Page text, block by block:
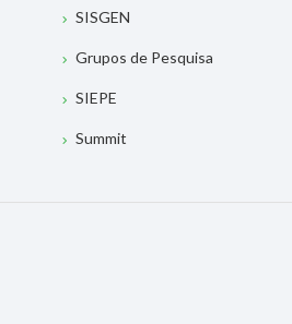
SISGEN
Grupos de Pesquisa
SIEPE
Summit